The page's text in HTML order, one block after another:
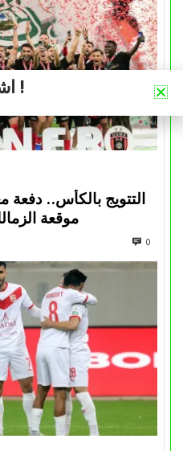
التتويج بالكأس.. دفعة
موقعة
0
اشترك في نشرتنا الإخبارية !